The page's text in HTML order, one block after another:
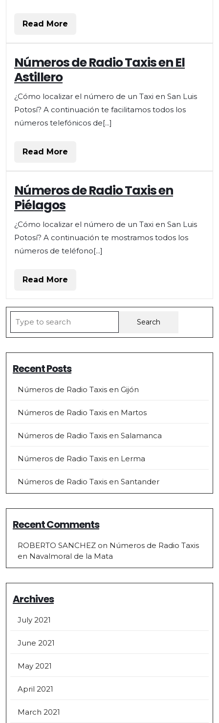
Read More
Números
de
Radio
en
El
Astillero
Números de Radio Taxis en El
Astillero
¿Cómo localizar el número de un Taxi en San Luis
Potosí? A continuación te facilitamos todos los
números telefónicos de[...]
Read More
Números
de
Radio
en
Piélagos
Números de Radio Taxis en
Piélagos
¿Cómo localizar el número de un Taxi en San Luis
Potosí? A continuación te mostramos todos los
números de teléfono[...]
Read More
for:
Recent Posts
Números de Radio Taxis en Gijón
Números de Radio Taxis en Martos
Números de Radio Taxis en Salamanca
Números de Radio Taxis en Lerma
Números de Radio Taxis en Santander
Recent Comments
ROBERTO SANCHEZ on Números de Radio Taxis
en Navalmoral de la Mata
Archives
July 2021
June 2021
May 2021
April 2021
March 2021